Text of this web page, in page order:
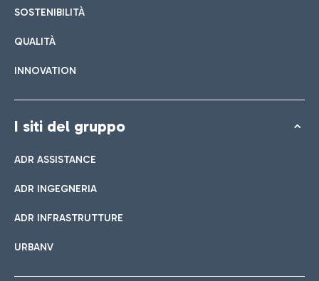
SOSTENIBILITÀ
QUALITÀ
INNOVATION
I siti del gruppo
ADR ASSISTANCE
ADR INGEGNERIA
ADR INFRASTRUTTURE
URBANV